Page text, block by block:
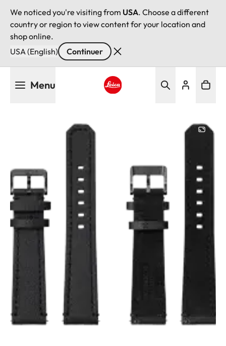
We noticed you're visiting from USA. Choose a different
country or region to view content for your location and
shop online.
USA (English)
Continuer
Menu